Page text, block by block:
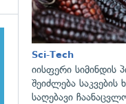
Sci-Tech
იისფერი სიმინდის
შეიძლება
საღებავი